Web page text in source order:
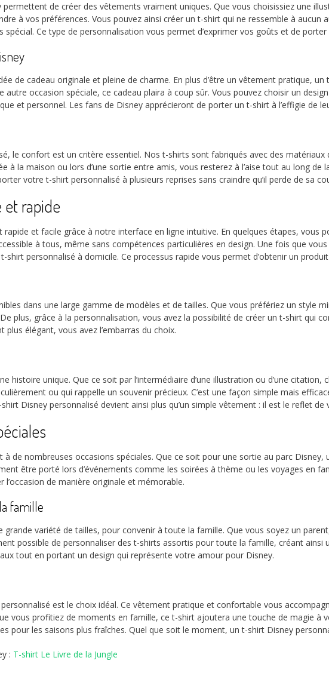
de créer des vêtements vraiment uniques. Que vous choisissiez une
à vos préférences. Vous pouvez ainsi créer un t-shirt qui ne ressemble à aucun
Ce type de personnalisation vous permet d’exprimer vos goûts et de
de cadeau originale et pleine de charme. En plus d’être un vêtement pratique,
occasion spéciale, ce cadeau plaira à coup sûr. Vous pouvez choisir un
et personnel. Les fans de Disney apprécieront de porter un t-shirt à l’effigie de
le confort est un critère essentiel. Nos t-shirts sont fabriqués avec des
à la maison ou lors d’une sortie entre amis, vous resterez à l’aise tout au long
votre t-shirt personnalisé à plusieurs reprises sans craindre qu’il perde de sa
et rapide
et facile grâce à notre interface en ligne intuitive. En quelques étapes, vous
à tous, même sans compétences particulières en design. Une fois que
personnalisé à domicile. Ce processus rapide vous permet d’obtenir un
dans une large gamme de modèles et de tailles. Que vous préfériez un style
plus, grâce à la personnalisation, vous avez la possibilité de créer un t-shirt qui
élégant, vous avez l’embarras du choix.
histoire unique. Que ce soit par l’intermédiaire d’une illustration ou d’une citation,
ou qui rappelle un souvenir précieux. C’est une façon simple mais
Disney personnalisé devient ainsi plus qu’un simple vêtement : il est le reflet
de nombreuses occasions spéciales. Que ce soit pour une sortie au parc
être porté lors d’événements comme les soirées à thème ou les voyages en
de manière originale et mémorable.
famille
variété de tailles, pour convenir à toute la famille. Que vous soyez un
possible de personnaliser des t-shirts assortis pour toute la famille, créant ainsi
tout en portant un design qui représente votre amour pour Disney.
est le choix idéal. Ce vêtement pratique et confortable vous
vous profitiez de moments en famille, ce t-shirt ajoutera une touche de magie à
pour les saisons plus fraîches. Quel que soit le moment, un t-shirt Disney
: T-shirt Le Livre de la Jungle